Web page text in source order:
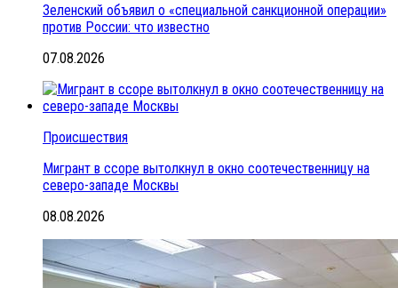
Зеленский объявил о «специальной санкционной операции»
против России: что известно
07.08.2026
Происшествия
Мигрант в ссоре вытолкнул в окно соотечественницу на
северо-западе Москвы
08.08.2026